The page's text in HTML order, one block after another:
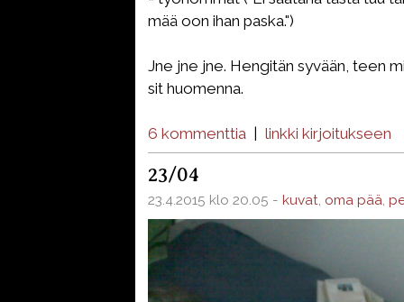
mää oon ihan paska.")
Jne jne jne. Hengitän syvään, teen
sit huomenna.
6 kommenttia linkki kirjoitukseen
23/04
23.4.2015 klo 20.05 - kuvat, oma pää,